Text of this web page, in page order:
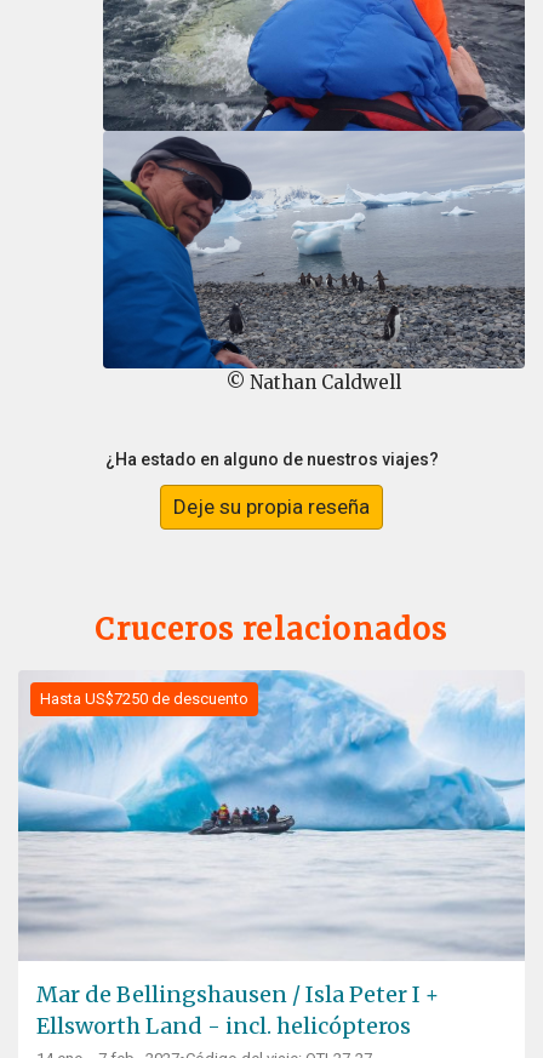
© Nathan Caldwell
¿Ha estado en alguno de nuestros viajes?
Deje su propia reseña
Cruceros relacionados
Hasta US$7250 de descuento
Mar de Bellingshausen / Isla Peter I +
Ellsworth Land - incl. helicópteros